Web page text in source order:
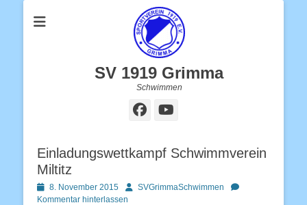
SV 1919 Grimma
Schwimmen
Facebook
Einladungswettkampf Schwimmverein
Miltitz
Posted
on
8. November 2015 AutorSVGrimmaSchwimmen
Kommentar hinterlassen